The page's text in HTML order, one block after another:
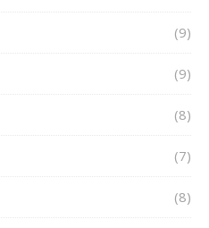
(9)
(9)
(8)
(7)
(8)